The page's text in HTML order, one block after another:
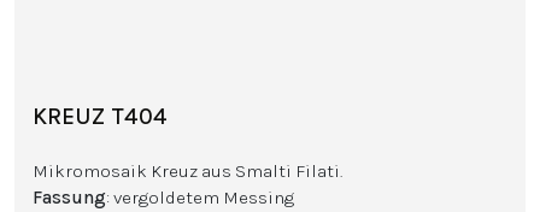
KREUZ T404
Mikromosaik Kreuz aus Smalti Filati.
Fassung: vergoldetem Messing